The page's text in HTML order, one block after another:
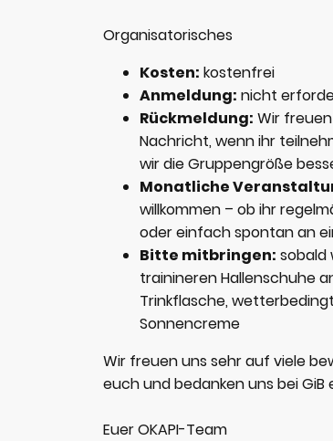
Organisatorisches
Kosten: kostenfrei
Anmeldung: nicht
Rückmeldung: Wir
Nachricht, wenn ihr
wir die Gruppengröße
Monatliche
willkommen – ob ihr
oder einfach spontan an
Bitte mitbringen: sobald
trainineren Hallenschuhe
Trinkflasche,
Sonnencreme
Wir freuen uns sehr auf viele
euch und bedanken uns bei
Euer OKAPI-Team